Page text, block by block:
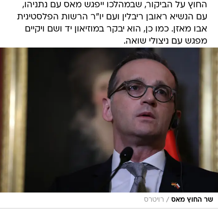
החוץ על הביקור, שבמהלכו ייפגש מאס עם נתניהו,
עם הנשיא ראובן ריבלין ועם יו"ר הרשות הפלסטינית
אבו מאזן. כמו כן, הוא יבקר במוזיאון יד ושם ויקיים
מפגש עם ניצולי שואה.
שר החוץ מאס / רויטרס